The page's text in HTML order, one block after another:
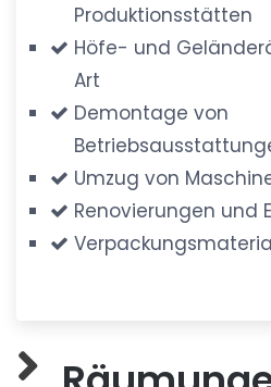
Produktionsstätten
Höfe- und
Art
Demontage von
Umzug von
Renovierungen und